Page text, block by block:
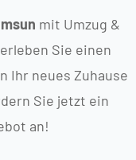
mit Umzug &
Sie einen
Ihr neues Zuhause
Sie jetzt ein
an!